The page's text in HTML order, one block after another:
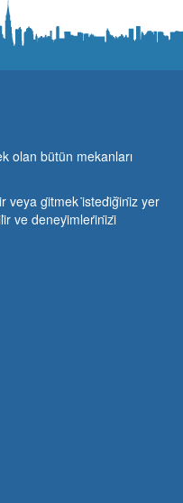
olan bütün mekanları
veya gi̇tmek i̇stedi̇ği̇ni̇z yer
ve deneyi̇mleri̇ni̇zi̇